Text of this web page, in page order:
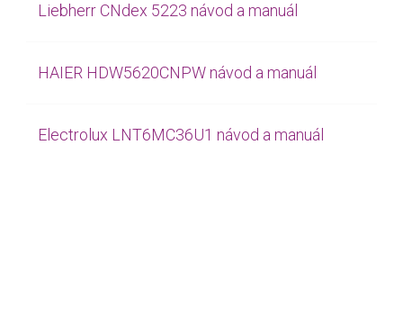
Liebherr CNdex 5223 návod a manuál
HAIER HDW5620CNPW návod a manuál
Electrolux LNT6MC36U1 návod a manuál